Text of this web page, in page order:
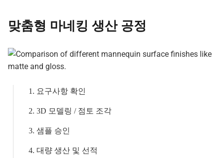
맞춤형 마네킹 생산 공정
1. 요구사항 확인
2. 3D 모델링 / 점토 조각
3. 샘플 승인
4. 대량 생산 및 선적